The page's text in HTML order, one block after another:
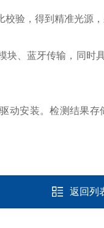
，得到精准光源，
、蓝牙传输，同时
安装。检测结果存
返回列